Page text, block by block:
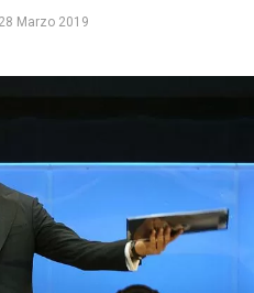
28 Marzo 2019